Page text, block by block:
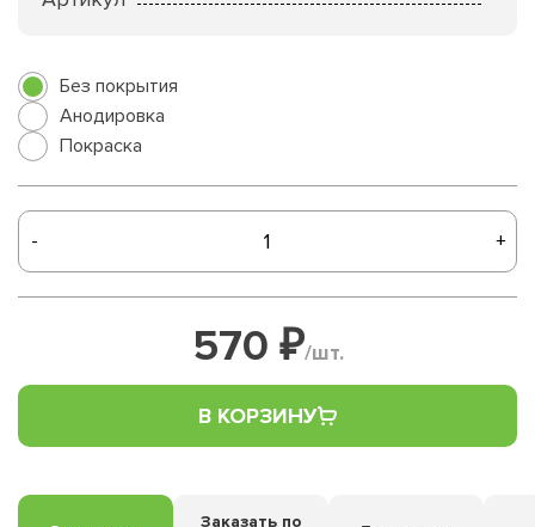
Без покрытия
Анодировка
Покраска
- +
570 ₽/шт.
В КОРЗИНУ
Заказать по